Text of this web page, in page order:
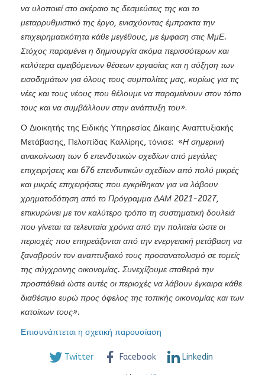
να υλοποιεί στο ακέραιο τις δεσμεύσεις της και το
μεταρρυθμιστικό της έργο, ενισχύοντας έμπρακτα την
επιχειρηματικότητα κάθε μεγέθους, με έμφαση στις ΜμΕ.
Στόχος παραμένει η δημιουργία ακόμα περισσότερων και
καλύτερα αμειβόμενων θέσεων εργασίας και η αύξηση των
εισοδημάτων για όλους τους συμπολίτες μας, κυρίως για τις
νέες και τους νέους που θέλουμε να παραμείνουν στον τόπο
τους και να συμβάλλουν στην ανάπτυξη του».
Ο Διοικητής της Ειδικής Υπηρεσίας Δίκαιης Αναπτυξιακής
Μετάβασης, Πελοπίδας Καλλίρης, τόνισε: «Η σημερινή
ανακοίνωση των 6 επενδυτικών σχεδίων από μεγάλες
επιχειρήσεις και 676 επενδυτικών σχεδίων από πολύ μικρές
και μικρές επιχειρήσεις που εγκρίθηκαν για να λάβουν
χρηματοδότηση από το Πρόγραμμα ΔΑΜ 2021-2027,
επικυρώνει με τον καλύτερο τρόπο τη συστηματική δουλειά
που γίνεται τα τελευταία χρόνια από την πολιτεία ώστε οι
περιοχές που επηρεάζονται από την ενεργειακή μετάβαση να
ξαναβρούν τον αναπτυξιακό τους προσανατολισμό σε τομείς
της σύγχρονης οικονομίας. Συνεχίζουμε σταθερά την
προσπάθειά ώστε αυτές οι περιοχές να λάβουν έγκαιρα κάθε
διαθέσιμο ευρώ προς όφελος της τοπικής οικονομίας και των
κατοίκων τους».
Επισυνάπτεται η σχετική παρουσίαση
Twitter Facebook Linkedin